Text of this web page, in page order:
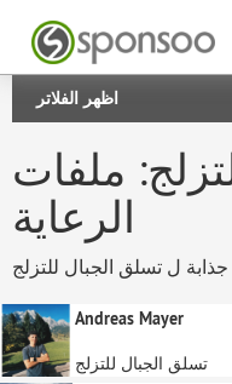
اظهر الفلاتر
ملفات
الرعاية
Andreas Mayer
تسلق الجبال للتزلج